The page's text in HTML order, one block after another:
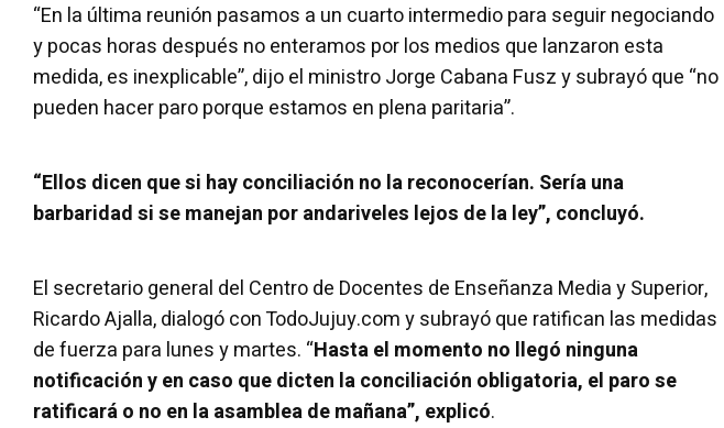
“En la última reunión pasamos a un cuarto intermedio para seguir negociando
y pocas horas después no enteramos por los medios que lanzaron esta
medida, es inexplicable”, dijo el ministro Jorge Cabana Fusz y subrayó que “no
pueden hacer paro porque estamos en plena paritaria”.
“Ellos dicen que si hay conciliación no la reconocerían. Sería una
barbaridad si se manejan por andariveles lejos de la ley”, concluyó.
El secretario general del Centro de Docentes de Enseñanza Media y Superior,
Ricardo Ajalla, dialogó con TodoJujuy.com y subrayó que ratifican las medidas
de fuerza para lunes y martes. “Hasta el momento no llegó ninguna
notificación y en caso que dicten la conciliación obligatoria, el paro se
ratificará o no en la asamblea de mañana”, explicó.